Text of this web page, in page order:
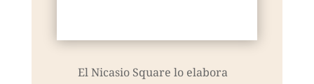
El Nicasio Square lo elabora